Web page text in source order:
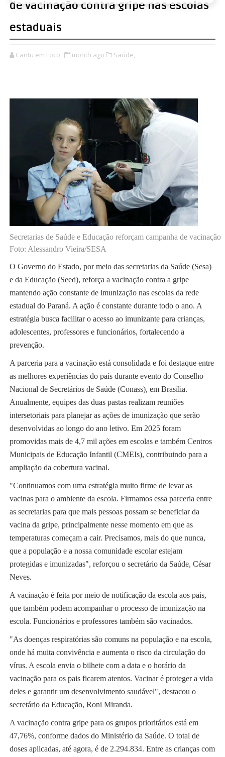
de vacinação contra gripe nas escolas
estaduais
Cantu em Foco month ago Saúde,
​Secretarias de Saúde e Educação reforçam campanha de vacinação
Foto: Alessandro Vieira/SESA
O Governo do Estado, por meio das secretarias da Saúde (Sesa)
e da Educação (Seed), reforça a vacinação contra a gripe
mantendo ação constante de imunização nas escolas da rede
estadual do Paraná. A ação é constante durante todo o ano. A
estratégia busca facilitar o acesso ao imunizante para crianças,
adolescentes, professores e funcionários, fortalecendo a
prevenção.
A parceria para a vacinação está consolidada e foi destaque entre
as melhores experiências do país durante evento do Conselho
Nacional de Secretários de Saúde (Conass), em Brasília.
Anualmente, equipes das duas pastas realizam reuniões
intersetoriais para planejar as ações de imunização que serão
desenvolvidas ao longo do ano letivo. Em 2025 foram
promovidas mais de 4,7 mil ações em escolas e também Centros
Municipais de Educação Infantil (CMEIs), contribuindo para a
ampliação da cobertura vacinal.
"Continuamos com uma estratégia muito firme de levar as
vacinas para o ambiente da escola. Firmamos essa parceria entre
as secretarias para que mais pessoas possam se beneficiar da
vacina da gripe, principalmente nesse momento em que as
temperaturas começam a cair. Precisamos, mais do que nunca,
que a população e a nossa comunidade escolar estejam
protegidas e imunizadas", reforçou o secretário da Saúde, César
Neves.
A vacinação é feita por meio de notificação da escola aos pais,
que também podem acompanhar o processo de imunização na
escola. Funcionários e professores também são vacinados.
"As doenças respiratórias são comuns na população e na escola,
onde há muita convivência e aumenta o risco da circulação do
vírus. A escola envia o bilhete com a data e o horário da
vacinação para os pais ficarem atentos. Vacinar é proteger a vida
deles e garantir um desenvolvimento saudável", destacou o
secretário da Educação, Roni Miranda.
A vacinação contra gripe para os grupos prioritários está em
47,76%, conforme dados do Ministério da Saúde. O total de
doses aplicadas, até agora, é de 2.294.834. Entre as crianças com